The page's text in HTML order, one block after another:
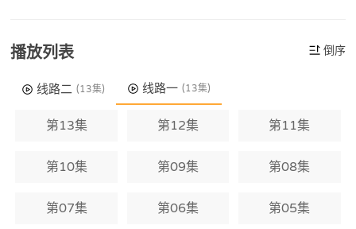
播放列表 倒序
线路二 (13集) 线路一 (13集)
第13集 第12集 第11集
第10集 第09集 第08集
第07集 第06集 第05集